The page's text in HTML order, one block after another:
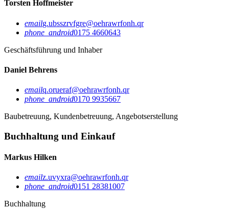
Torsten Hoffmeister
emailg.ubsszrvfgre@oehrawrfonh.qr
phone_android0175 4660643
Geschäftsführung und Inhaber
Daniel Behrens
emailq.orueraf@oehrawrfonh.qr
phone_android0170 9935667
Baubetreuung, Kundenbetreuung, Angebotserstellung
Buchhaltung und Einkauf
Markus Hilken
emailz.uvyxra@oehrawrfonh.qr
phone_android0151 28381007
Buchhaltung